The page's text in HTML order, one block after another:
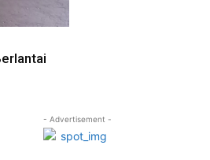
- Advertisement -